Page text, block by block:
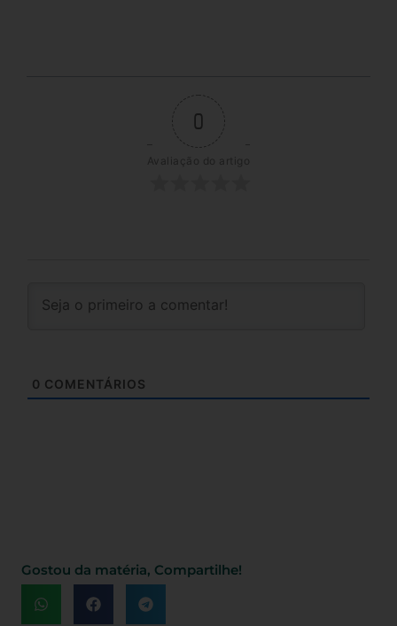
0
Avaliação do artigo
0 COMENTÁRIOS
Gostou da matéria, Compartilhe!